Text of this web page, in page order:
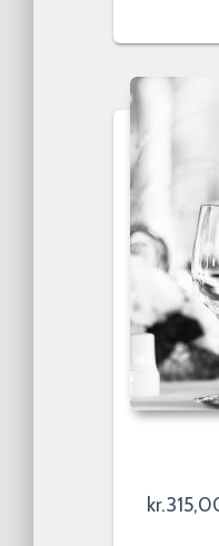
kr.